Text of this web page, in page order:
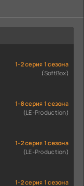
1-2 серия 1 сезона
(SoftBox)
1-8 серия 1 сезона
(LE-Production)
1-2 серия 1 сезона
(LE-Production)
1-2 серия 1 сезона